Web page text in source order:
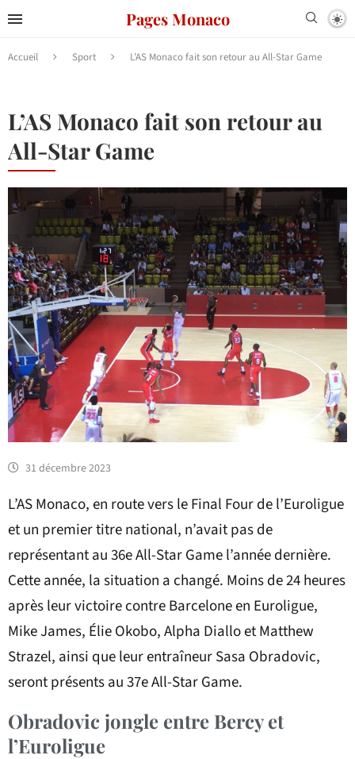
Pages Monaco
Accueil Sport L’AS Monaco fait son retour au All-Star Game
L’AS Monaco fait son retour au
All-Star Game
31 décembre 2023
L’AS Monaco, en route vers le Final Four de l’Euroligue
et un premier titre national, n’avait pas de
représentant au 36e All-Star Game l’année dernière.
Cette année, la situation a changé. Moins de 24 heures
après leur victoire contre Barcelone en Euroligue,
Mike James, Élie Okobo, Alpha Diallo et Matthew
Strazel, ainsi que leur entraîneur Sasa Obradovic,
seront présents au 37e All-Star Game.
Obradovic jongle entre Bercy et
l’Euroligue